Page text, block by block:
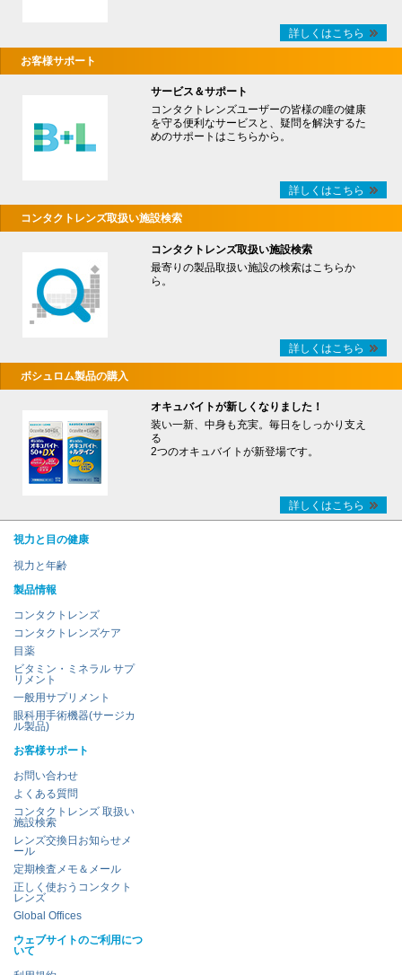
詳しくはこちら
お客様サポート
サービス＆サポート
コンタクトレンズユーザーの皆様の瞳の健康
を守る便利なサービスと、疑問を解決するた
めのサポートはこちらから。
詳しくはこちら
コンタクトレンズ取扱い施設検索
コンタクトレンズ取扱い施設検索
最寄りの製品取扱い施設の検索はこちらか
ら。
詳しくはこちら
ボシュロム製品の購入
オキュバイトが新しくなりました！
装い一新、中身も充実。毎日をしっかり支え
る
2つのオキュバイトが新登場です。
詳しくはこちら
視力と目の健康
視力と年齢
製品情報
コンタクトレンズ
コンタクトレンズケア
目薬
ビタミン・ミネラル サプ
リメント
一般用サプリメント
眼科用手術機器(サージカ
ル製品)
お客様サポート
お問い合わせ
よくある質問
コンタクトレンズ 取扱い
施設検索
レンズ交換日お知らせメ
ール
定期検査メモ＆メール
正しく使おうコンタクト
レンズ
Global Offices
ウェブサイトのご利用につ
いて